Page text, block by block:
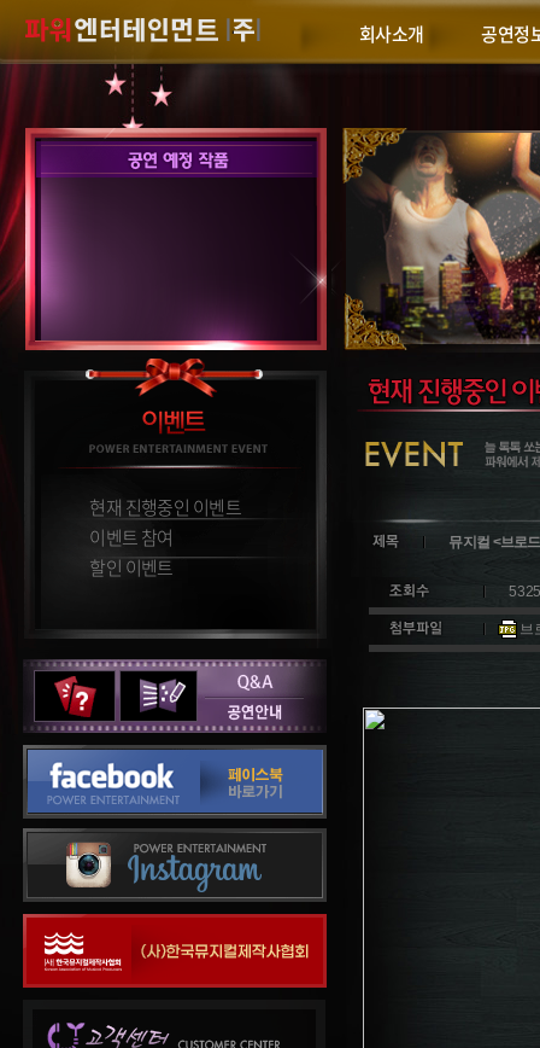
회사소개 공연정
현재 진행중인 이벤트
이벤트 참여
할인 이벤트
뮤지컬 <브로
5325
브